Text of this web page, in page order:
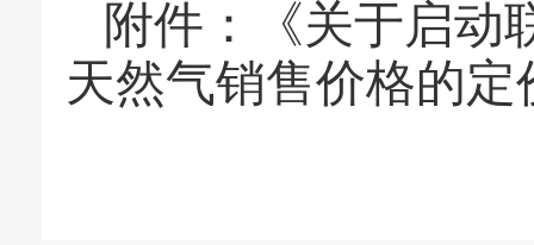
附件：《关于启动
天然气销售价格的